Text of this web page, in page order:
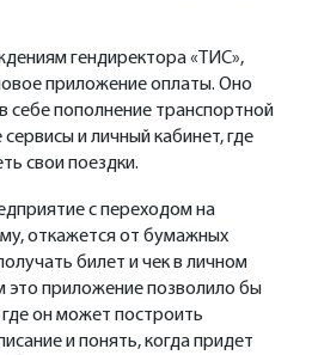
гендиректора «ТИС»,
приложение оплаты. Оно
себе пополнение транспортной
и личный кабинет, где
свои поездки.
с переходом на
откажется от бумажных
билет и чек в личном
это приложение позволило бы
он может построить
и понять, когда придет